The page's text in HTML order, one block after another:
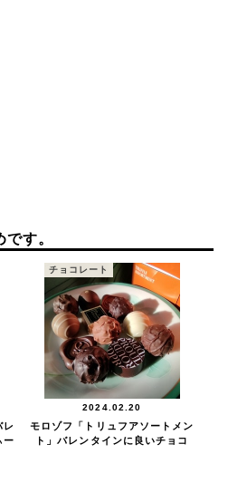
す。
レ
ー
チョコレート
2024.02.20
モロゾフ「トリュフアソートメン
ト」バレンタインに良いチョコ